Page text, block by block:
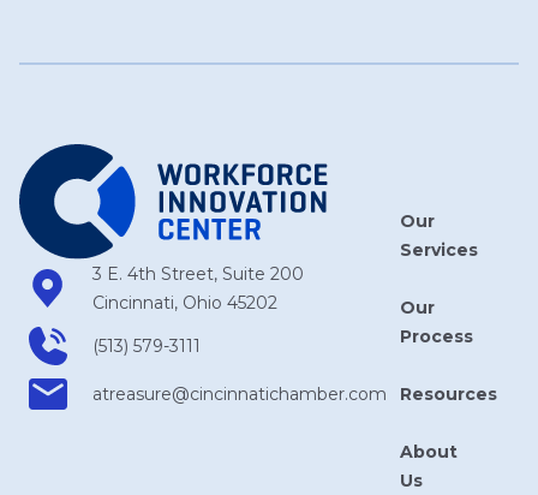
3 E. 4th Street, Suite 200
Cincinnati, Ohio 45202
(513) 579-3111
atreasure​@cincinnatichamber​.com
Our
Services
Our
Process
Resources
About
Us